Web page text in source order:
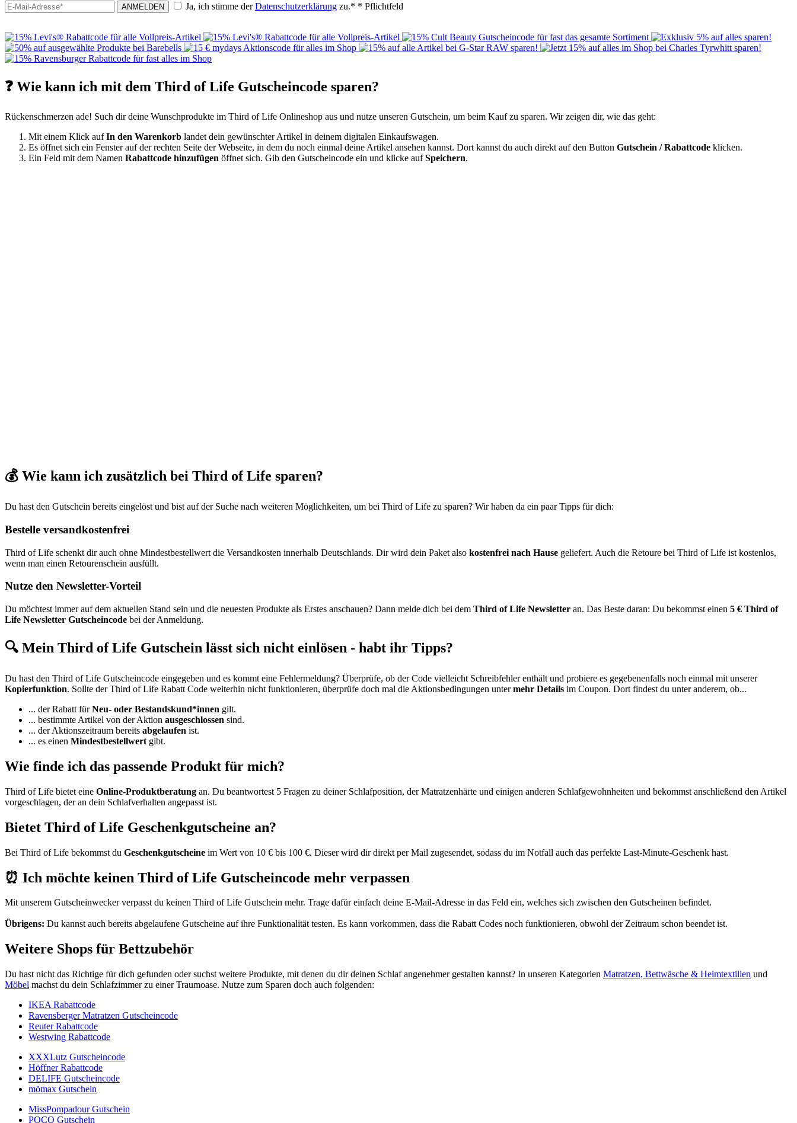
ANMELDEN Ja, ich stimme derDatenschutzerklärung zu.* * Pflichtfeld
❓ Wie kann ich mit dem Third of Life Gutscheincode sparen?
Rückenschmerzen ade! Such dir deine Wunschprodukte im Third of Life Onlineshop aus und nutze unseren Gutschein, um beim Kauf zu sparen. Wir zeigen dir, wie das geht:
Mit einem Klick aufIn den Warenkorb landet dein gewünschter Artikel in deinem digitalen Einkaufswagen.
Es öffnet sich ein Fenster auf der rechten Seite der Webseite, in dem du noch einmal deine Artikel ansehen kannst. Dort kannst du auch direkt auf den Button Gutschein / Rabattcode klicken.
Ein Feld mit dem Namen Rabattcode hinzufügen öffnet sich. Gib den Gutscheincode ein und klicke aufSpeichern.
💰 Wie kann ich zusätzlich bei Third of Life sparen?
Du hast den Gutschein bereits eingelöst und bist auf der Suche nach weiteren Möglichkeiten, um bei Third of Life zu sparen? Wir haben da ein paar Tipps für dich:
Bestelle versandkostenfrei
Third of Life schenkt dir auch ohne Mindestbestellwert die Versandkosten innerhalb Deutschlands. Dir wird dein Paket also kostenfrei nach Hause geliefert. Auch die Retoure bei Third of Life ist kostenlos,
wenn man einen Retourenschein ausfüllt.
Nutze den Newsletter-Vorteil
Du möchtest immer auf dem aktuellen Stand sein und die neuesten Produkte als Erstes anschauen? Dann melde dich bei dem Third of Life Newsletter an. Das Beste daran: Du bekommst einen 5 € Third of
Life Newsletter Gutscheincode bei der Anmeldung.
🔍 Mein Third of Life Gutschein lässt sich nicht einlösen - habt ihr Tipps?
Du hast den Third of Life Gutscheincode eingegeben und es kommt eine Fehlermeldung? Überprüfe, ob der Code vielleicht Schreibfehler enthält und probiere es gegebenenfalls noch einmal mit unserer
Kopierfunktion. Sollte der Third of Life Rabatt Code weiterhin nicht funktionieren, überprüfe doch mal die Aktionsbedingungen untermehr Details im Coupon. Dort findest du unter anderem, ob...
... der Rabatt fürNeu- oder Bestandskund*innen gilt.
... bestimmte Artikel von der Aktion ausgeschlossen sind.
... der Aktionszeitraum bereits abgelaufen ist.
... es einen Mindestbestellwert gibt.
Wie finde ich das passende Produkt für mich?
Third of Life bietet eine Online-Produktberatung an. Du beantwortest 5 Fragen zu deiner Schlafposition, der Matratzenhärte und einigen anderen Schlafgewohnheiten und bekommst anschließend den Artikel
vorgeschlagen, der an dein Schlafverhalten angepasst ist.
Bietet Third of Life Geschenkgutscheine an?
Bei Third of Life bekommst du Geschenkgutscheine im Wert von 10 € bis 100 €. Dieser wird dir direkt per Mail zugesendet, sodass du im Notfall auch das perfekte Last-Minute-Geschenk hast.
⏰ Ich möchte keinen Third of Life Gutscheincode mehr verpassen
Mit unserem Gutscheinweckerverpasst du keinen Third of Life Gutschein mehr. Trage dafür einfach deine E-Mail-Adresse in das Feld ein, welches sich zwischen den Gutscheinen befindet.
Übrigens: Du kannst auch bereits abgelaufene Gutscheine auf ihre Funktionalität testen. Es kann vorkommen, dass die Rabatt Codes noch funktionieren, obwohl der Zeitraum schon beendet ist.
Weitere Shops für Bettzubehör
Du hast nicht das Richtige für dich gefunden oder suchst weitere Produkte, mit denen du dir deinen Schlaf angenehmer gestalten kannst? In unseren Kategorien Matratzen, Bettwäsche & Heimtextilien und
Möbel machst du dein Schlafzimmer zu einer Traumoase. Nutze zum Sparen doch auch folgenden:
IKEA Rabattcode
Ravensberger Matratzen Gutscheincode
Reuter Rabattcode
Westwing Rabattcode
XXXLutz Gutscheincode
Höffner Rabattcode
DELIFE Gutscheincode
mömax Gutschein
MissPompadour Gutschein
POCO Gutschein